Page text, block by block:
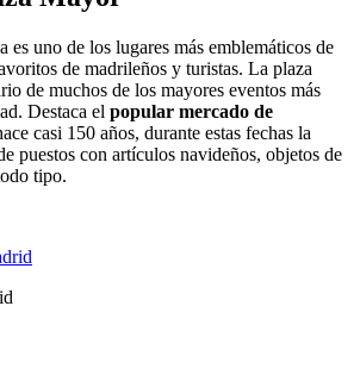
es uno de los lugares más emblemáticos de
de madrileños y turistas. La plaza
de muchos de los mayores eventos más
Destaca el popular mercado de
casi 150 años, durante estas fechas la
puestos con artículos navideños, objetos de
tipo.